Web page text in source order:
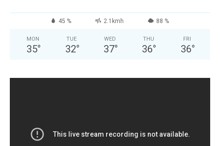
45 % 2.1kmh 88 %
MON
35°
TUE
32°
WED
37°
THU
36°
FRI
36°